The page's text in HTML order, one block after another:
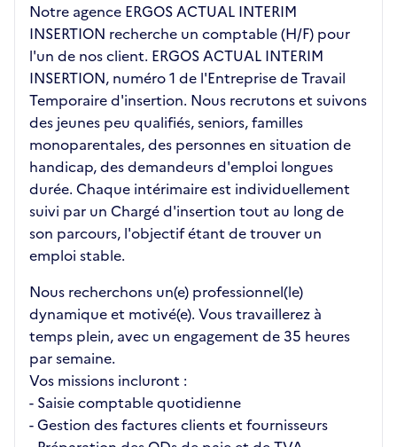
Notre agence ERGOS ACTUAL INTERIM
INSERTION recherche un comptable (H/F) pour
l'un de nos client. ERGOS ACTUAL INTERIM
INSERTION, numéro 1 de l'Entreprise de Travail
Temporaire d'insertion. Nous recrutons et suivons
des jeunes peu qualifiés, seniors, familles
monoparentales, des personnes en situation de
handicap, des demandeurs d'emploi longues
durée. Chaque intérimaire est individuellement
suivi par un Chargé d'insertion tout au long de
son parcours, l'objectif étant de trouver un
emploi stable.
Nous recherchons un(e) professionnel(le)
dynamique et motivé(e). Vous travaillerez à
temps plein, avec un engagement de 35 heures
par semaine.
Vos missions incluront :
- Saisie comptable quotidienne
- Gestion des factures clients et fournisseurs